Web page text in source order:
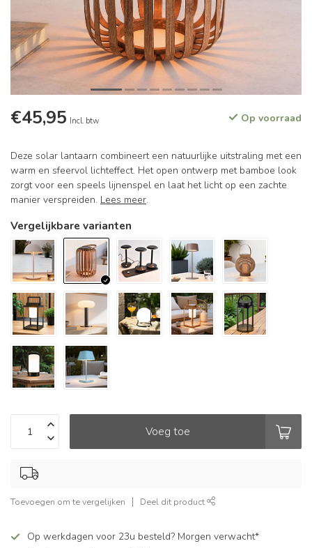
€45,95 Incl. btw Op voorraad
Deze solar lantaarn combineert een natuurlijke uitstraling met een
warm en sfeervol lichteffect. Het open ontwerp met bamboe look
zorgt voor een speels lijnenspel en laat het licht op een zachte
manier verspreiden. Lees meer.
Vergelijkbare varianten
Voeg toe
Toevoegen om te vergelijken Deel dit product
Op werkdagen voor 23u besteld? Morgen verwacht*